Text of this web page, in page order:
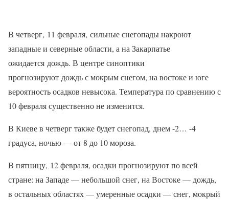
В четверг, 11 февраля, сильные снегопады накроют
западные и северные области, а на Закарпатье
ожидается дождь. В центре синоптики
прогнозируют дождь с мокрым снегом, на востоке и юге
вероятность осадков невысока. Температура по сравнению с
10 февраля существенно не изменится.
В Киеве в четверг также будет снегопад, днем -2… -4
градуса, ночью — от 8 до 10 мороза.
В пятницу, 12 февраля, осадки прогнозируют по всей
стране: на Западе — небольшой снег, на Востоке — дождь,
в остальных областях — умеренные осадки — снег, мокрый